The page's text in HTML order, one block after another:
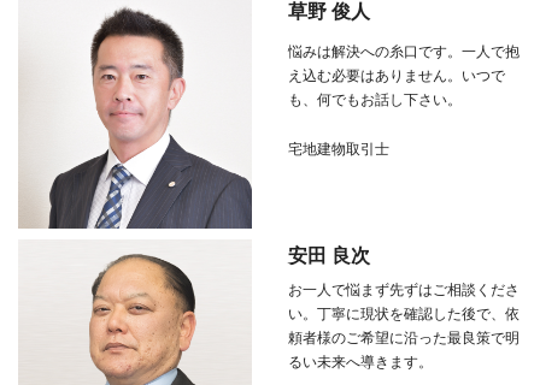
草野 俊人
悩みは解決への糸口です。一人で抱
え込む必要はありません。いつで
も、何でもお話し下さい。
宅地建物取引士
安田 良次
お一人で悩まず先ずはご相談くださ
い。丁寧に現状を確認した後で、依
頼者様のご希望に沿った最良策で明
るい未来へ導きます。